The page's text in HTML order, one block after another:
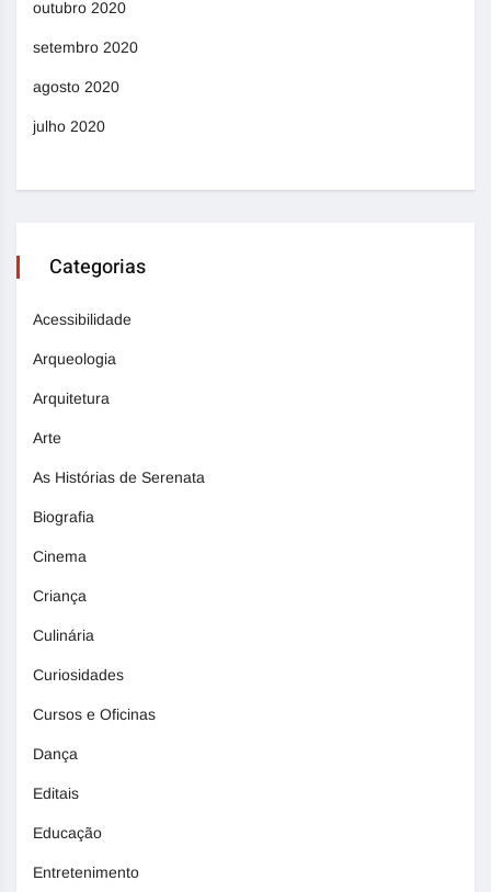
outubro 2020
setembro 2020
agosto 2020
julho 2020
Categorias
Acessibilidade
Arqueologia
Arquitetura
Arte
As Histórias de Serenata
Biografia
Cinema
Criança
Culinária
Curiosidades
Cursos e Oficinas
Dança
Editais
Educação
Entretenimento